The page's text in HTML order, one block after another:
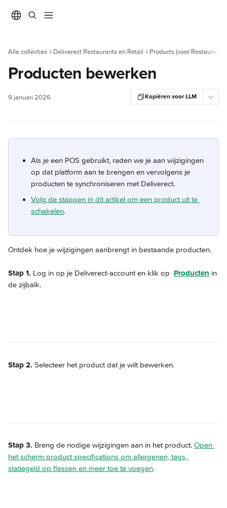
Alle collecties Deliverect Restaurants en Retail Products (voor Restaurants)
Producten bewerken
9 januari 2026 Kopiëren voor LLM
Als je een POS gebruikt, raden we je aan wijzigingen
op dat platform aan te brengen en vervolgens je
producten te synchroniseren met Deliverect.
Volg de stappen in dit artikel om een product uit te
schakelen.
Ontdek hoe je wijzigingen aanbrengt in bestaande producten.
Stap 1. Log in op je Deliverect-account en klik op Producten in
de zijbalk.
Stap 2. Selecteer het product dat je wilt bewerken.
Stap 3. Breng de nodige wijzigingen aan in het product. Open
het scherm product specifications om allergenen, tags,
statiegeld op flessen en meer toe te voegen.